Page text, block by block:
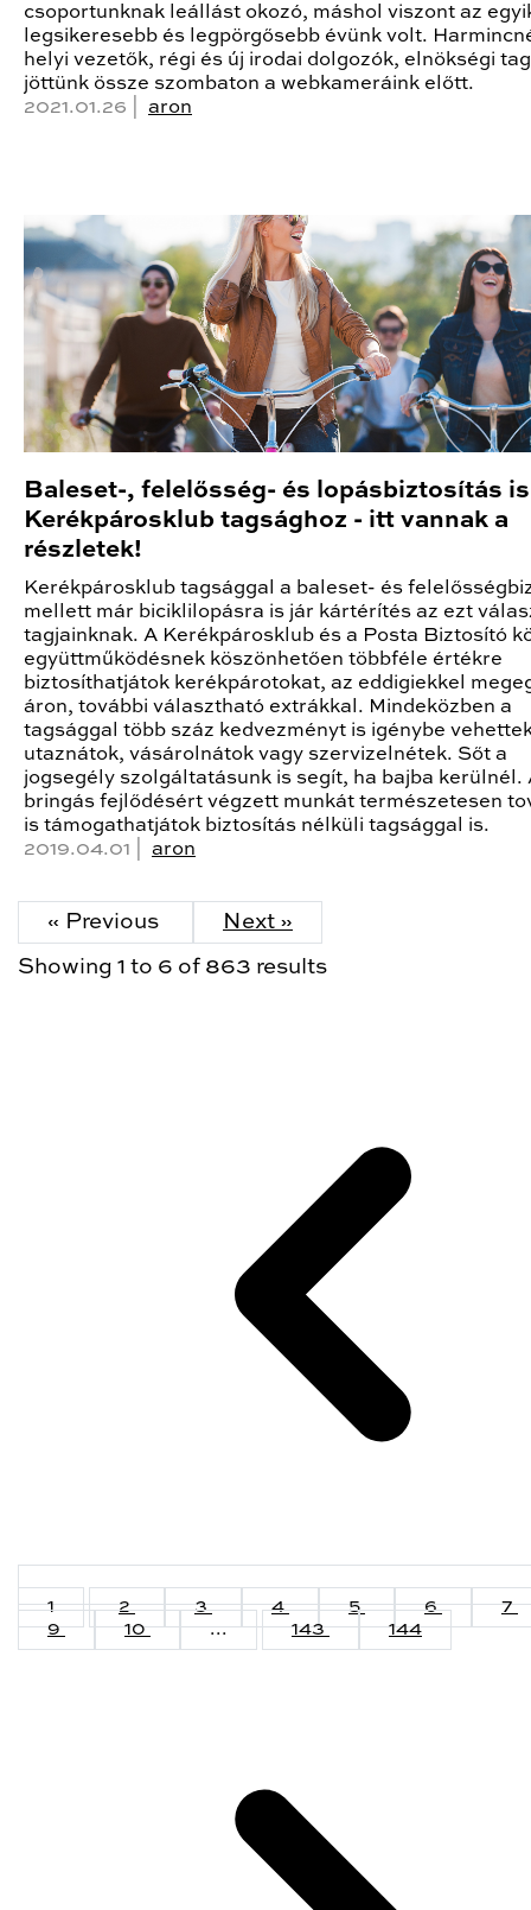
csoportunknak leállást okozó, máshol viszont az
legsikeresebb és legpörgősebb évünk volt.
helyi vezetők, régi és új irodai dolgozók, elnökségi
jöttünk össze szombaton a webkameráink előtt.
2021.01.26 | aron
Baleset-, felelősség- és lopásbiztosítás
Kerékpárosklub tagsághoz - itt vannak a
részletek!
Kerékpárosklub tagsággal a baleset- és
mellett már biciklilopásra is jár kártérítés az ezt
tagjainknak. A Kerékpárosklub és a Posta Biztosító
együttműködésnek köszönhetően többféle értékre
biztosíthatjátok kerékpárotokat, az eddigiekkel
áron, további választható extrákkal. Mindeközben a
tagsággal több száz kedvezményt is igénybe
utaznátok, vásárolnátok vagy szervizelnétek. Sőt a
jogsegély szolgáltatásunk is segít, ha bajba kerülnél.
bringás fejlődésért végzett munkát természetesen
is támogathatjátok biztosítás nélküli tagsággal is.
2019.04.01 | aron
« Previous Next »
Showing 1 to 6 of 863 results
1 2 3 4 5 6
7
9
10 ... 143 144